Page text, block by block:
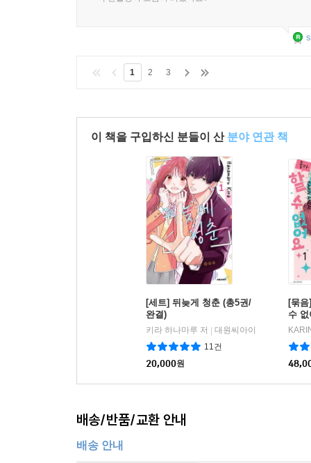
1 2 3
이 책을 구입하신 분들이 산 분야 연관 책
[세트] 뒤늦게 청춘 (총5권/
완결)
키라 하나마루 저
대원씨아이
11건
20,000원
[묶
수
배송/반품/교환 안내
배송 안내